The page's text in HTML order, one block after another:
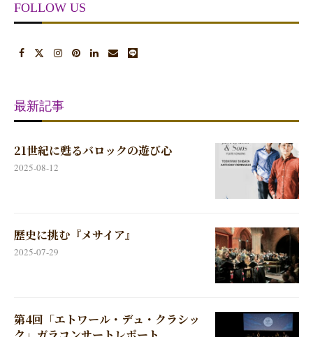
FOLLOW US
最新記事
21世紀に甦るバロックの遊び心
2025-08-12
歴史に挑む『メサイア』
2025-07-29
第4回「エトワール・デュ・クラシッ